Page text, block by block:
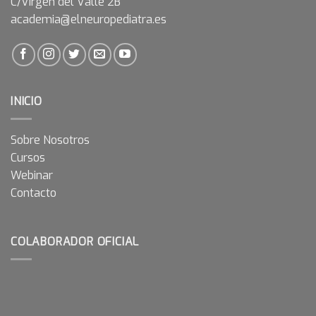
academia@elneuropediatra.es
INICIO
Sobre Nosotros
Cursos
Webinar
Contacto
COLABORADOR OFICIAL